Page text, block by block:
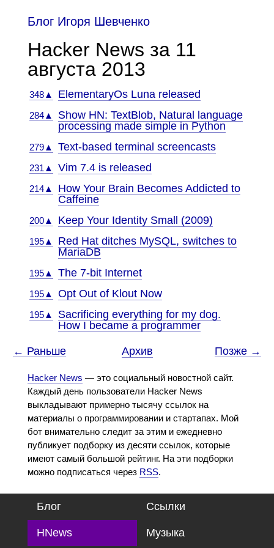
Блог Игоря Шевченко
Hacker News за 11
августа 2013
348▲ ElementaryOs Luna released
284▲
Show HN: TextBlob, Natural language
processing made simple in Python
279▲ Text-based terminal screencasts
231▲ Vim 7.4 is released
214▲
How Your Brain Becomes Addicted to
Caffeine
200▲ Keep Your Identity Small (2009)
195▲
Red Hat ditches MySQL, switches to
MariaDB
195▲ The 7-bit Internet
195▲ Opt Out of Klout Now
195▲
Sacrificing everything for my dog.
How I became a programmer
← Раньше Архив Позже →
Hacker News — это социальный новостной сайт.
Каждый день пользователи Hacker News
выкладывают примерно тысячу ссылок на
материалы о программировании и стартапах. Мой
бот внимательно следит за этим и ежедневно
публикует подборку из десяти ссылок, которые
имеют самый большой рейтинг. На эти подборки
можно подписаться через RSS.
Блог Ссылки
HNews Музыка